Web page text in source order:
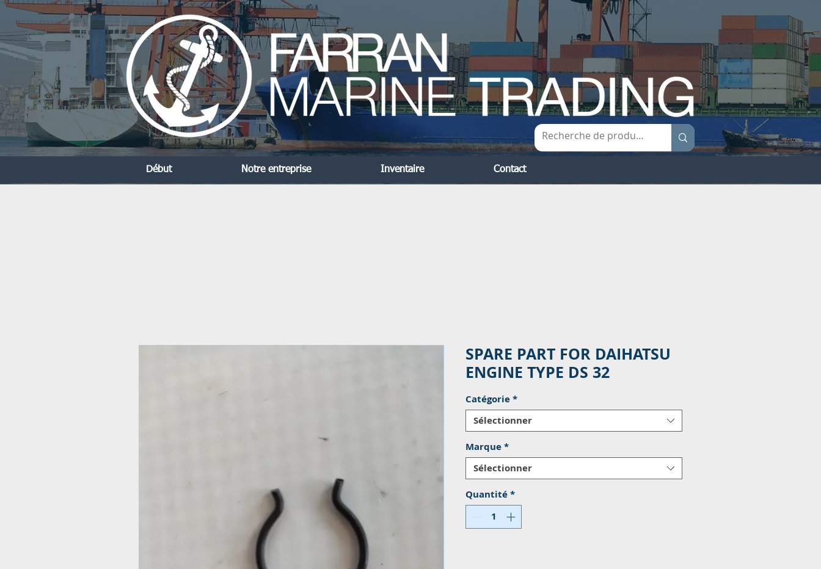
SPARE PART FOR DAIHATSU
ENGINE TYPE DS 32
Catégorie*
Sélectionner
Marque*
Sélectionner
Quantité*
Début Notre entreprise Inventaire Contact